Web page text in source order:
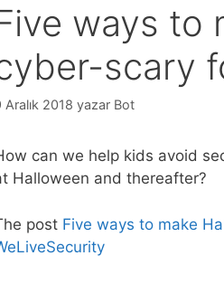
ways to
scary
Aralık 2018 yazar Bot
can we help kids avoid
Halloween and thereafter?
post Five ways to make